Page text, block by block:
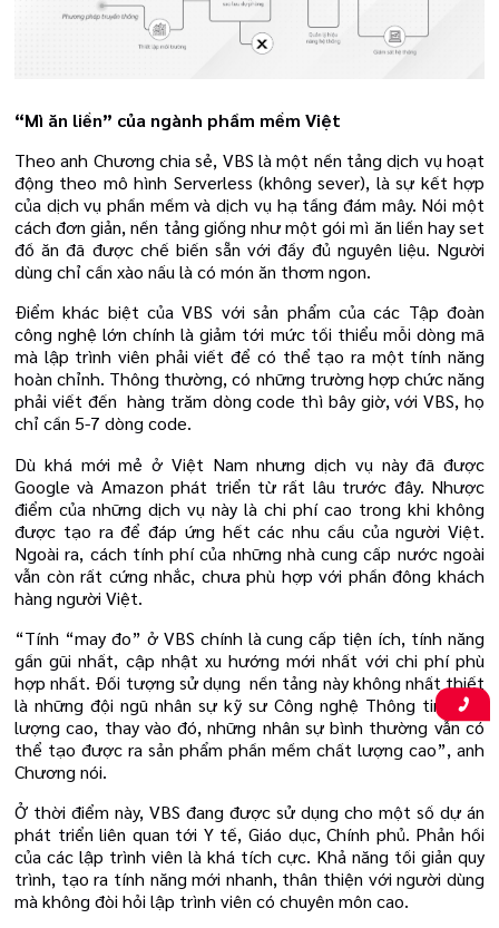
“Mì ăn liền” của ngành phầm mềm Việt
Theo anh Chương chia sẻ, VBS là một nền tảng dịch vụ hoạt
động theo mô hình Serverless (không sever), là sự kết hợp
của dịch vụ phần mềm và dịch vụ hạ tầng đám mây. Nói một
cách đơn giản, nền tảng giống như một gói mì ăn liền hay set
đồ ăn đã được chế biến sẵn với đầy đủ nguyên liệu. Người
dùng chỉ cần xào nấu là có món ăn thơm ngon.
Điểm khác biệt của VBS với sản phẩm của các Tập đoàn
công nghệ lớn chính là giảm tới mức tối thiểu mỗi dòng mã
mà lập trình viên phải viết để có thể tạo ra một tính năng
hoàn chỉnh. Thông thường, có những trường hợp chức năng
phải viết đến hàng trăm dòng code thì bây giờ, với VBS, họ
chỉ cần 5-7 dòng code.
Dù khá mới mẻ ở Việt Nam nhưng dịch vụ này đã được
Google và Amazon phát triển từ rất lâu trước đây. Nhược
điểm của những dịch vụ này là chi phí cao trong khi không
được tạo ra để đáp ứng hết các nhu cầu của người Việt.
Ngoài ra, cách tính phí của những nhà cung cấp nước ngoài
vẫn còn rất cứng nhắc, chưa phù hợp với phần đông khách
hàng người Việt.
“Tính “may đo” ở VBS chính là cung cấp tiện ích, tính năng
gần gũi nhất, cập nhật xu hướng mới nhất với chi phí phù
hợp nhất. Đối tượng sử dụng nền tảng này không nhất thiết
là những đội ngũ nhân sự kỹ sư Công nghệ Thông tin chất
lượng cao, thay vào đó, những nhân sự bình thường vẫn có
thể tạo được ra sản phẩm phần mềm chất lượng cao”, anh
Chương nói.
Ở thời điểm này, VBS đang được sử dụng cho một số dự án
phát triển liên quan tới Y tế, Giáo dục, Chính phủ. Phản hồi
của các lập trình viên là khá tích cực. Khả năng tối giản quy
trình, tạo ra tính năng mới nhanh, thân thiện với người dùng
mà không đòi hỏi lập trình viên có chuyên môn cao.